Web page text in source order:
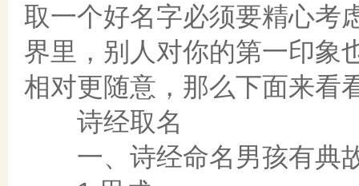
取一个好名字必须要精心考
界里，别人对你的第一印象
相对更随意，那么下面来看
诗经取名
一、诗经命名男孩有典